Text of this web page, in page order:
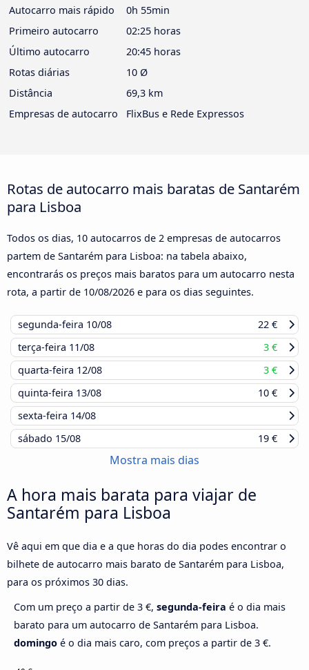
Autocarro mais rápido
0h 55min
Primeiro autocarro
02:25 horas
Último autocarro
20:45 horas
Rotas diárias
10 Ø
Distância
69,3 km
Empresas de autocarro
FlixBus e Rede Expressos
Rotas de autocarro mais baratas de Santarém
para Lisboa
Todos os dias, 10 autocarros de 2 empresas de autocarros
partem de Santarém para Lisboa: na tabela abaixo,
encontrarás os preços mais baratos para um autocarro nesta
rota, a partir de 10/08/2026 e para os dias seguintes.
segunda-feira 10/08
22 €
terça-feira 11/08
3 €
quarta-feira 12/08
3 €
quinta-feira 13/08
10 €
sexta-feira 14/08
sábado 15/08 19 €
Mostra mais dias
A hora mais barata para viajar de
Santarém para Lisboa
Vê aqui em que dia e a que horas do dia podes encontrar o
bilhete de autocarro mais barato de Santarém para Lisboa,
para os próximos 30 dias.
Com um preço a partir de 3 €, segunda-feira é o dia mais
barato para um autocarro de Santarém para Lisboa.
domingo é o dia mais caro, com preços a partir de 3 €.